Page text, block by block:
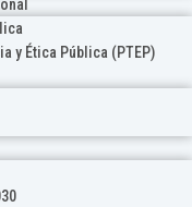
y Ética Pública (PTEP)